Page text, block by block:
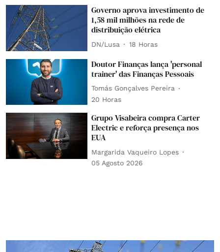
Governo aprova investimento de
1,58 mil milhões na rede de
distribuição elétrica
DN/Lusa 18 Horas
Doutor Finanças lança 'personal
trainer' das Finanças Pessoais
Tomás Gonçalves Pereira
20 Horas
Grupo Visabeira compra Carter
Electric e reforça presença nos
EUA
Margarida Vaqueiro Lopes
05 Agosto 2026